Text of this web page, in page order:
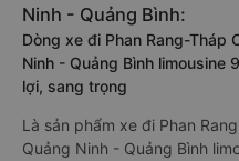
Ninh - Quảng Bình:
Dòng xe đi Phan Rang-Tháp
Ninh - Quảng Bình limousine
lợi, sang trọng
Là sản phẩm xe đi Phan
Quảng Ninh - Quảng Bình